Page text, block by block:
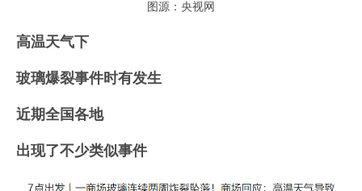
图源：央视网
高温天气下
玻璃爆裂事件时有发生
近期全国各地
出现了不少类似事件